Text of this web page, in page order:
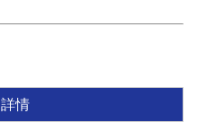
詳情